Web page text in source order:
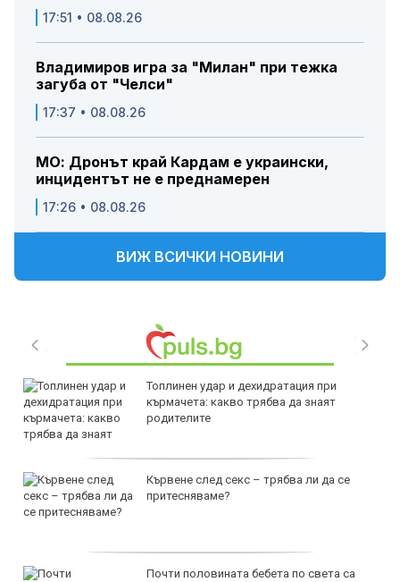
17:51 • 08.08.26
Владимиров игра за "Милан" при тежка
загуба от "Челси"
17:37 • 08.08.26
МО: Дронът край Кардам е украински,
инцидентът не е преднамерен
17:26 • 08.08.26
ВИЖ ВСИЧКИ НОВИНИ
Топлинен удар и дехидратация при
кърмачета: какво трябва да знаят
родителите
Кървене след секс – трябва ли да се
притесняваме?
Почти половината бебета по света са